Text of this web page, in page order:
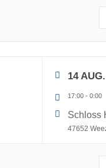
14 AUG.
17:00 - 0:00
Schloss
47652